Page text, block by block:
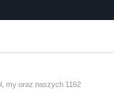
my oraz naszych 1162